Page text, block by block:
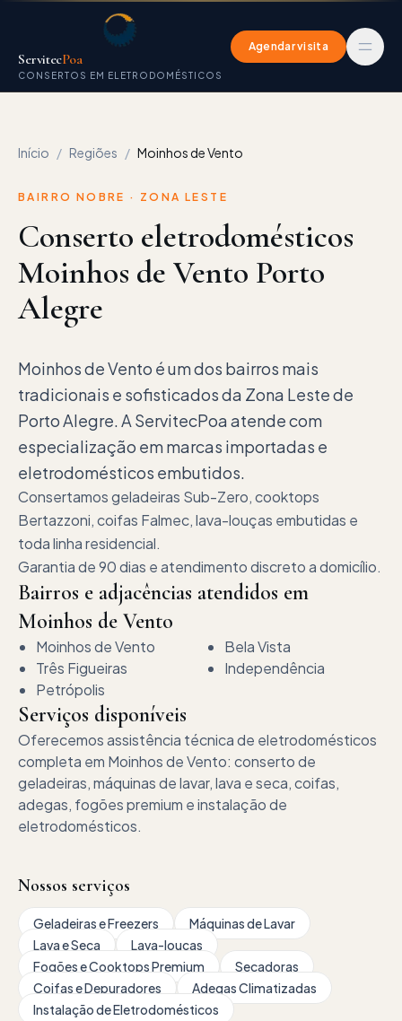
ServitecPoa
CONSERTOS EM ELETRODOMÉSTICOS
Agendar visita
Início / Regiões / Moinhos de Vento
BAIRRO NOBRE · ZONA LESTE
Conserto eletrodomésticos
Moinhos de Vento Porto
Alegre
Moinhos de Vento é um dos bairros mais
tradicionais e sofisticados da Zona Leste de
Porto Alegre. A ServitecPoa atende com
especialização em marcas importadas e
eletrodomésticos embutidos.
Consertamos geladeiras Sub-Zero, cooktops
Bertazzoni, coifas Falmec, lava-louças embutidas e
toda linha residencial.
Garantia de 90 dias e atendimento discreto a domicílio.
Bairros e adjacências atendidos em
Moinhos de Vento
Moinhos de Vento
Três Figueiras
Petrópolis
Bela Vista
Independência
Serviços disponíveis
Oferecemosassistência técnica de eletrodomésticos
completa em Moinhos de Vento: conserto de
geladeiras, máquinas de lavar, lava e seca, coifas,
adegas, fogões premium e instalação de
eletrodomésticos.
Nossos serviços
Geladeiras e Freezers
Máquinas de Lavar
Lava e Seca
Lava-louças
Fogões e Cooktops Premium
Secadoras
Coifas e Depuradores
Adegas Climatizadas
Instalação de Eletrodomésticos